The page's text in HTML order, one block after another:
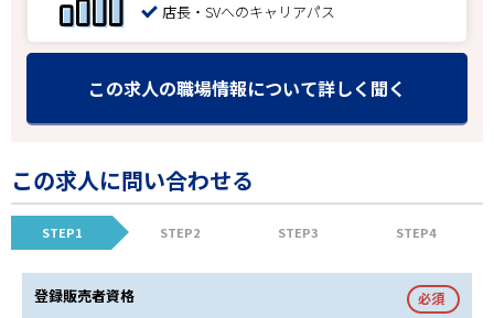
店長・SVへのキャリアパス
この求人の職場情報について詳しく聞く
この求人に問い合わせる
STEP1 STEP2 STEP3 STEP4
登録販売者資格 必須